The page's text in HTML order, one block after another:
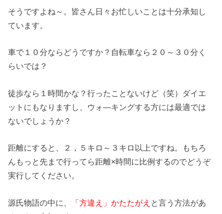
そうですよね～。皆さん日々お忙しいことは十分承知し
ています。
車で１０分ならどうですか？自転車なら２０～３０分く
らいでは？
徒歩なら１時間かな？行ったことないけど（笑）ダイエ
ットにもなりますし、ウォ―キングする方には最適では
ないでしょうか？
距離にすると、２，５キロ～３キロ以上ですね。もちろ
んもっと先まで行ってら距離×時間に比例するのでどうぞ
実行してください。
源氏物語の中に、 「方違え」かたたがえ と言う方法があ